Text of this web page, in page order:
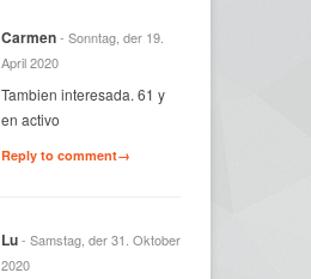
Carmen- Sonntag, der 19.
April 2020
Tambien interesada. 61 y
en activo
Reply to comment→
Lu- Samstag, der 31. Oktober
2020